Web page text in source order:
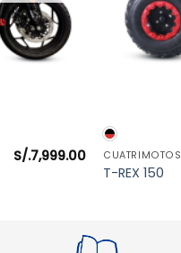
S/.7,999.00 CUATRIMOTOS
T-REX 150